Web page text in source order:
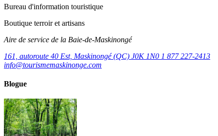
Bureau d'information touristique
Boutique terroir et artisans
Aire de service de la Baie-de-Maskinongé
161, autoroute 40 Est, Maskinongé (QC) J0K 1N0 1 877 227-2413
info@tourismemaskinonge.com
Blogue